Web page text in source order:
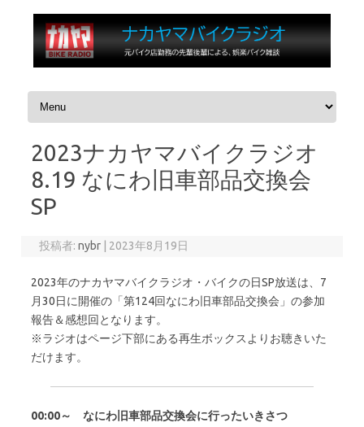
コンテンツへスキップ
2023ナカヤマバイクラジオ
8.19 なにわ旧車部品交換会
SP
投稿者:nybr 2023年8月19日
2023年のナカヤマバイクラジオ・バイクの日SP放送は、7
月30日に開催の「第124回なにわ旧車部品交換会」の参加
報告＆感想回となります。
※ラジオはページ下部にある再生ボックスよりお聴きいた
だけます。
00:00～ なにわ旧車部品交換会に行ったいきさつ